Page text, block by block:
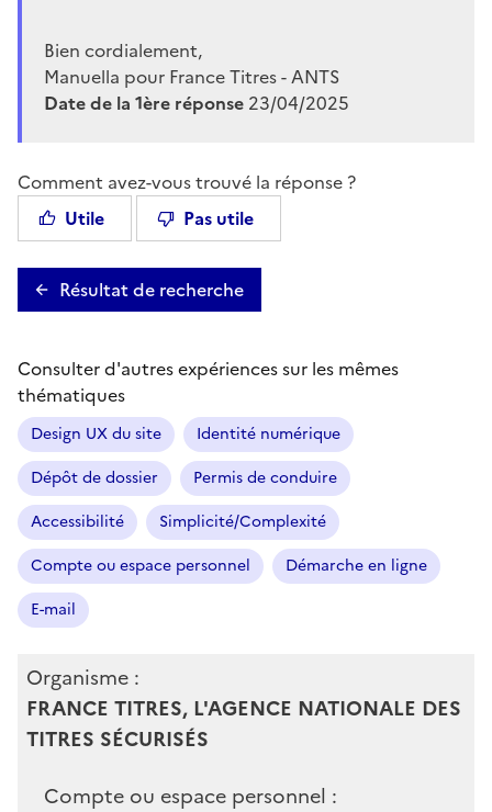
Bien cordialement,
Manuella pour France Titres - ANTS
Date de la 1ère réponse 23/04/2025
Comment avez-vous trouvé la réponse ?
Utile
Pas utile
Résultat de recherche
Consulter d'autres expériences sur les mêmes
thématiques
Design UX du site
Identité numérique
Dépôt de dossier
Permis de conduire
Accessibilité
Simplicité/Complexité
Compte ou espace personnel
Démarche en ligne
E-mail
Organisme :
FRANCE TITRES, L'AGENCE NATIONALE DES
TITRES SÉCURISÉS
Compte ou espace personnel :